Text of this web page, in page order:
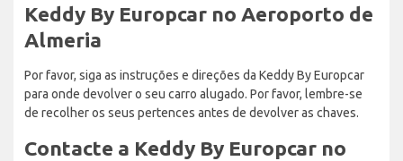
Keddy By Europcar no Aeroporto de
Almeria
Por favor, siga as instruções e direções da Keddy By Europcar
para onde devolver o seu carro alugado. Por favor, lembre-se
de recolher os seus pertences antes de devolver as chaves.
Contacte a Keddy By Europcar no